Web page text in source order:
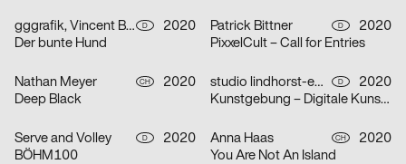
gggrafik, Vincent Brod D
2020
Der bunte Hund
Patrick Bittner D
2020
PixxelCult – Call for Entries
Nathan Meyer CH
2020
Deep Black
studio lindhorst-emme D
2020
Kunstgebung – Digitale Kunstauktion
Serve and Volley D
2020
BÖHM100
Anna Haas CH
2020
You Are Not An Island